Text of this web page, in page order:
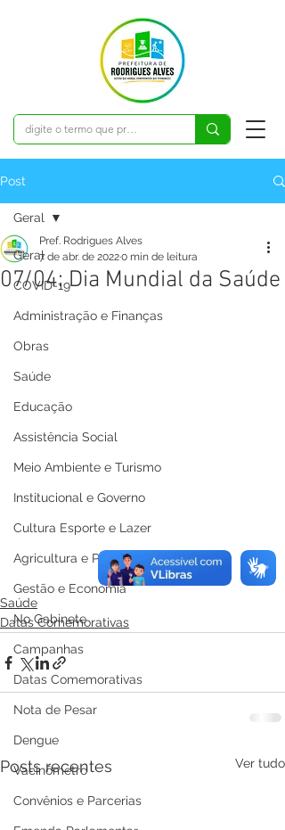
Post
Geral
COVID-19
Administração e Finanças
Obras
Saúde
Educação
Assistência Social
Meio Ambiente e Turismo
Institucional e Governo
Cultura Esporte e Lazer
Agricultura e Produção
Gestão e Economia
No Gabinete
Campanhas
Datas Comemorativas
Nota de Pesar
Dengue
Vacinômetro
Convênios e Parcerias
Geral
07/04: Dia Mundial da Saúde
Pref. Rodrigues Alves
7 de abr. de 20220 min de leitura
Saúde
Datas Comemorativas
Posts recentes Ver tudo